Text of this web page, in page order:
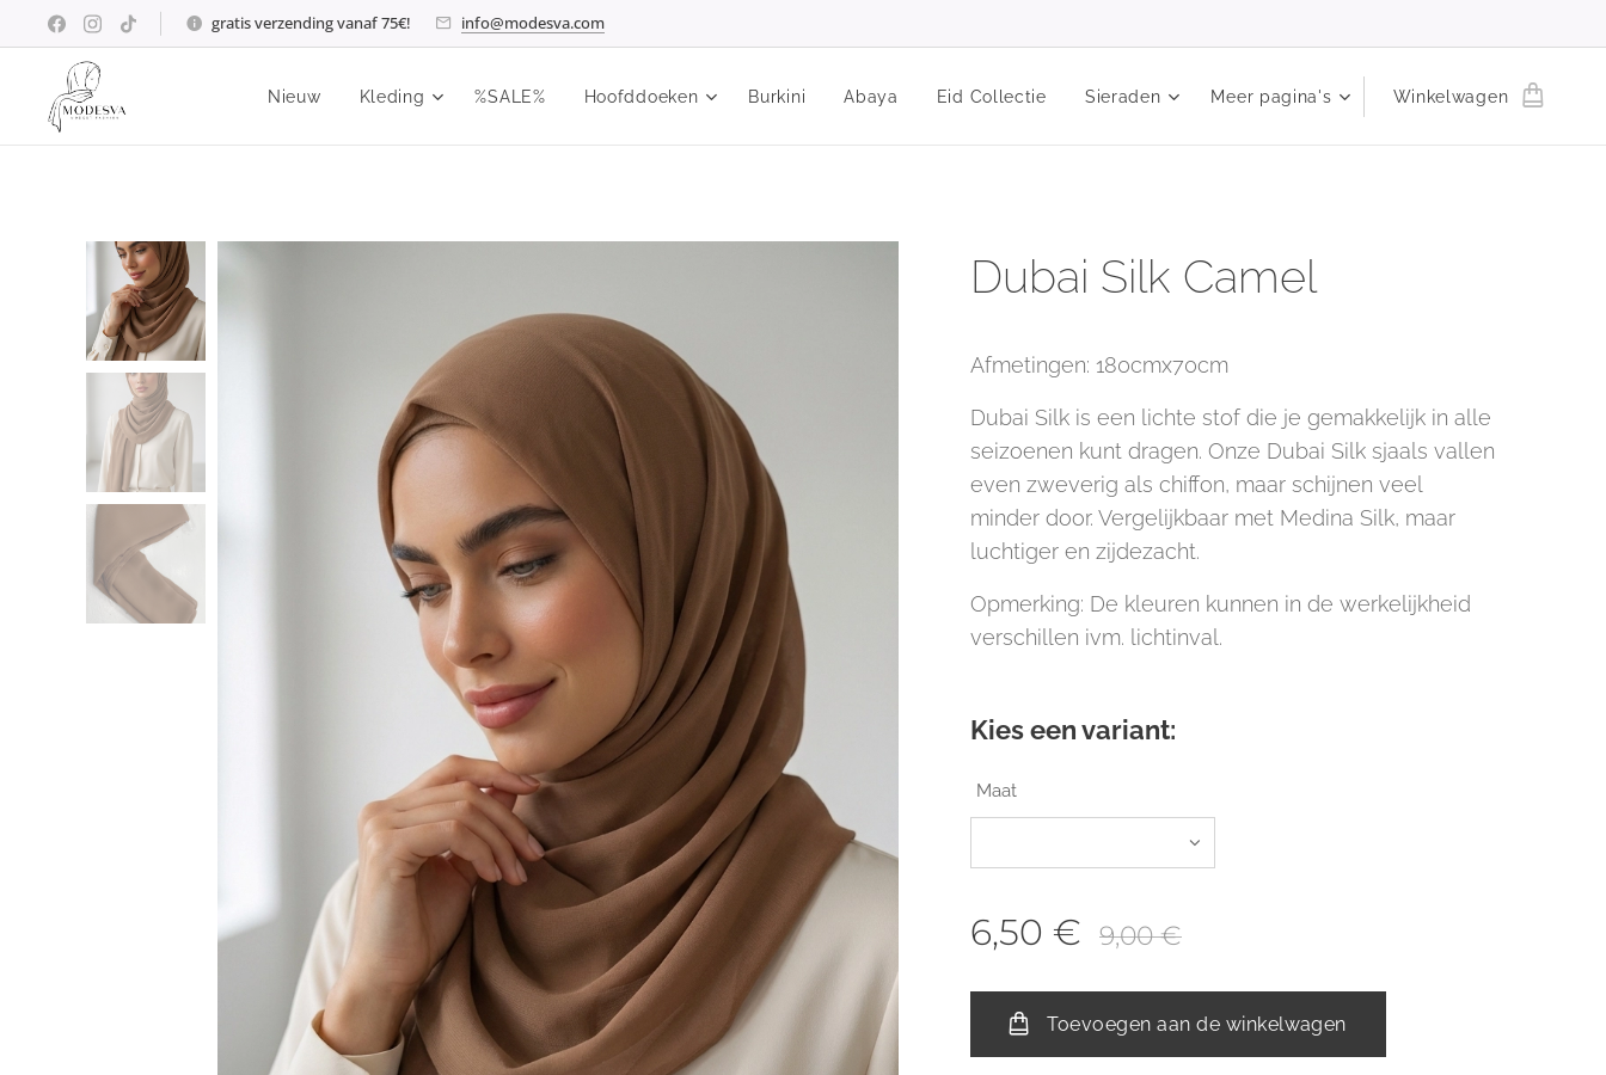
gratis verzending vanaf 75€! info@modesva.com
Nieuw Kleding %SALE% Hoofddoeken Burkini Abaya Eid Collectie Sieraden Meer pagina's Winkelwagen
Dubai Silk Camel
Afmetingen: 180cmx70cm
Dubai Silk is een lichte stof die je gemakkelijk in alle
seizoenen kunt dragen. Onze Dubai Silk sjaals vallen
even zweverig als chiffon, maar schijnen veel
minder door. Vergelijkbaar met Medina Silk, maar
luchtiger en zijdezacht.
Opmerking: De kleuren kunnen in de werkelijkheid
verschillen ivm. lichtinval.
Kies een variant:
Maat
6,50 € 9,00€
Toevoegen aan de winkelwagen